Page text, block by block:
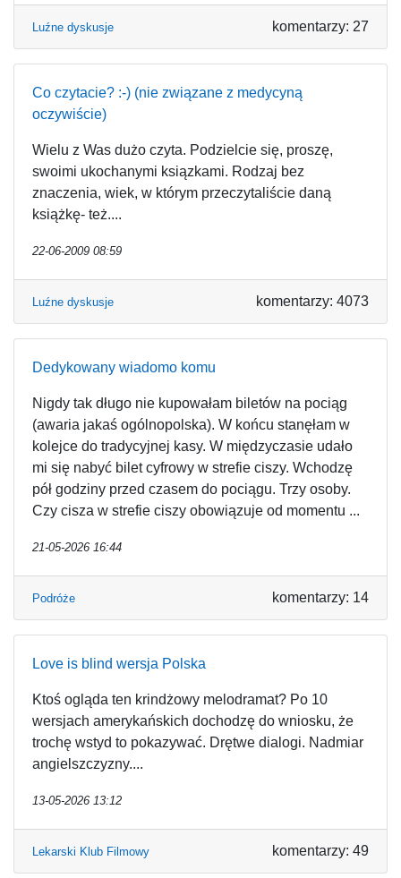
Luźne dyskusje komentarzy: 27
Co czytacie? :-) (nie związane z medycyną
oczywiście)
Wielu z Was dużo czyta. Podzielcie się, proszę,
swoimi ukochanymi ksiązkami. Rodzaj bez
znaczenia, wiek, w którym przeczytaliście daną
książkę- też....
22-06-2009 08:59
Luźne dyskusje komentarzy: 4073
Dedykowany wiadomo komu
Nigdy tak długo nie kupowałam biletów na pociąg
(awaria jakaś ogólnopolska). W końcu stanęłam w
kolejce do tradycyjnej kasy. W międzyczasie udało
mi się nabyć bilet cyfrowy w strefie ciszy. Wchodzę
pół godziny przed czasem do pociągu. Trzy osoby.
Czy cisza w strefie ciszy obowiązuje od momentu ...
21-05-2026 16:44
Podróże komentarzy: 14
Love is blind wersja Polska
Ktoś ogląda ten krindżowy melodramat? Po 10
wersjach amerykańskich dochodzę do wniosku, że
trochę wstyd to pokazywać. Drętwe dialogi. Nadmiar
angielszczyzny....
13-05-2026 13:12
Lekarski Klub Filmowy komentarzy: 49